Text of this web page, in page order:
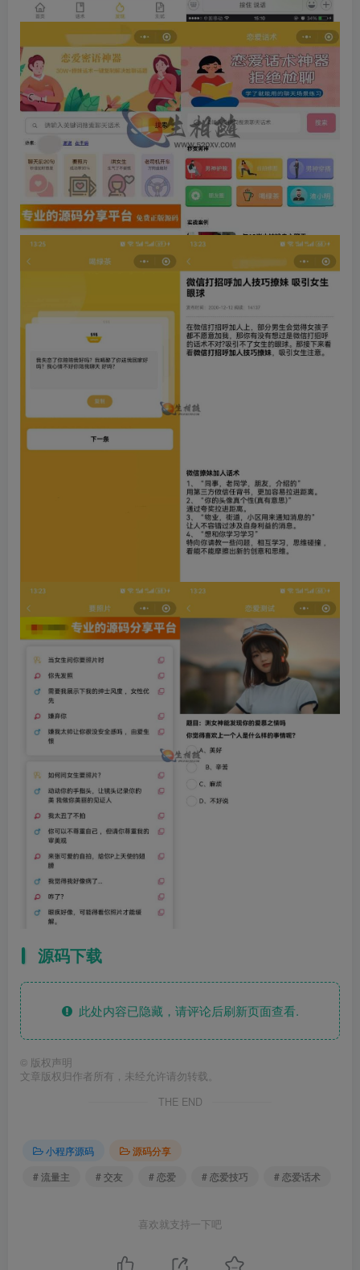
源码下载
此处内容已隐藏，请评论后刷新页面查看.
© 版权声明
文章版权归作者所有，未经允许请勿转载。
THE END
小程序源码
源码分享
# 流量主
# 交友 # 恋爱 # 恋爱技巧 # 恋爱话术
喜欢就支持一下吧